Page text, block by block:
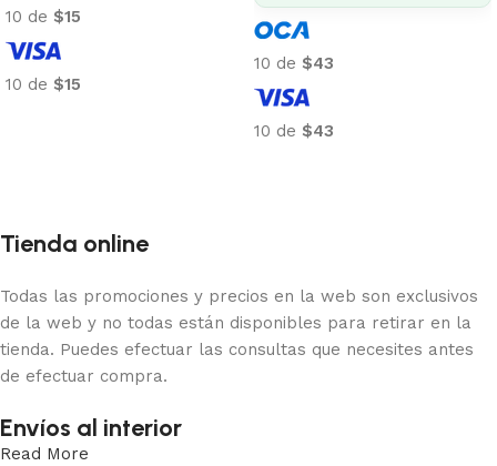
10 de $15
10 de $15
10 de $43
10 de $43
Tienda online
Todas las promociones y precios en la web son exclusivos
de la web y no todas están disponibles para retirar en la
tienda. Puedes efectuar las consultas que necesites antes
de efectuar compra.
Envíos al interior
Read More